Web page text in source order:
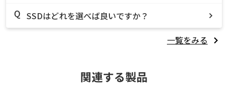
SSDはどれを選べば良いですか？
一覧をみる
関連する製品